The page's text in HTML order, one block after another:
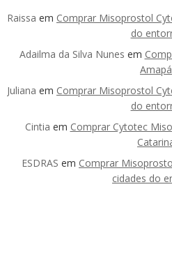
Raissa em Comprar Misoprostol
do
Adailma da Silva Nunes em
Amapá
Juliana em Comprar Misoprostol
do
Cintia em Comprar Cytotec
ESDRAS em Comprar
cidades do